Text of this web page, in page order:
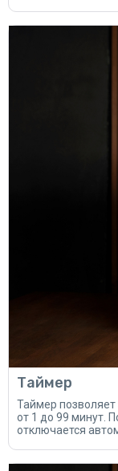
Таймер
Таймер
от 1 до 99 минут.
отключается